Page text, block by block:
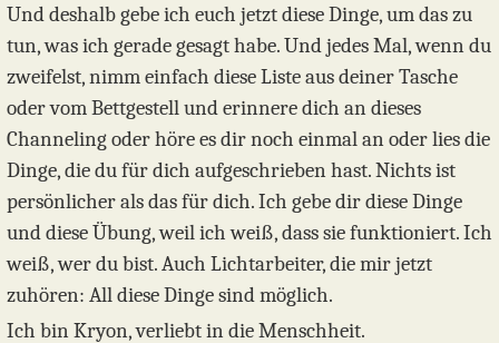
Und deshalb gebe ich euch jetzt diese Dinge, um das zu
tun, was ich gerade gesagt habe. Und jedes Mal, wenn du
zweifelst, nimm einfach diese Liste aus deiner Tasche
oder vom Bettgestell und erinnere dich an dieses
Channeling oder höre es dir noch einmal an oder lies die
Dinge, die du für dich aufgeschrieben hast. Nichts ist
persönlicher als das für dich. Ich gebe dir diese Dinge
und diese Übung, weil ich weiß, dass sie funktioniert. Ich
weiß, wer du bist. Auch Lichtarbeiter, die mir jetzt
zuhören: All diese Dinge sind möglich.
Ich bin Kryon, verliebt in die Menschheit.